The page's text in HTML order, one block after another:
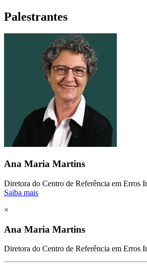
Palestrantes
Ana Maria Martins
Diretora do Centro de Referência em Erros
Saiba mais
×
Ana Maria Martins
Diretora do Centro de Referência em Erros